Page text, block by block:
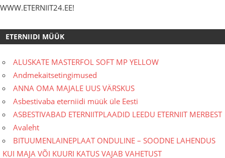
WWW.ETERNIIT24.EE!
ETERNIIDI MÜÜK
ALUSKATE MASTERFOL SOFT MP YELLOW
Andmekaitsetingimused
ANNA OMA MAJALE UUS VÄRSKUS
Asbestivaba eterniidi müük üle Eesti
ASBESTIVABAD ETERNIITPLAADID LEEDU ETERNIIT MERBEST
Avaleht
BITUUMENLAINEPLAAT ONDULINE – SOODNE LAHENDUS
KUI MAJA VÕI KUURI KATUS VAJAB VAHETUST